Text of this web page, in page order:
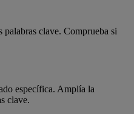
palabras clave. Comprueba si
específica. Amplía la
clave.